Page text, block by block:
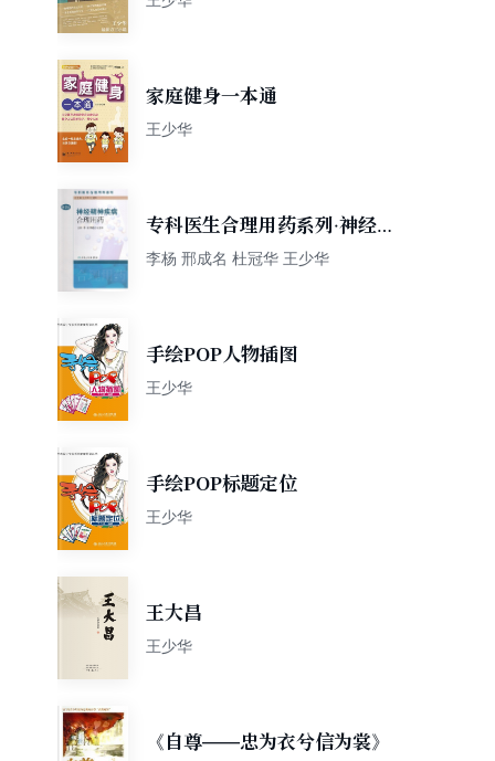
家庭健身一本通
王少华
专科医生合理用药系列·神经精
神疾病合理用药(第2版）
李杨 邢成名 杜冠华 王少华
手绘POP人物插图
王少华
手绘POP标题定位
王少华
王大昌
王少华
《自尊——忠为衣兮信为裳》